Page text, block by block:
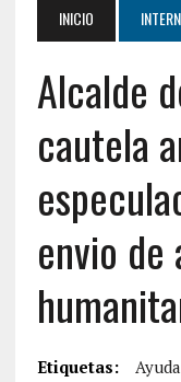
INICIO
Alcalde
cautela
envio de
Etiquetas: